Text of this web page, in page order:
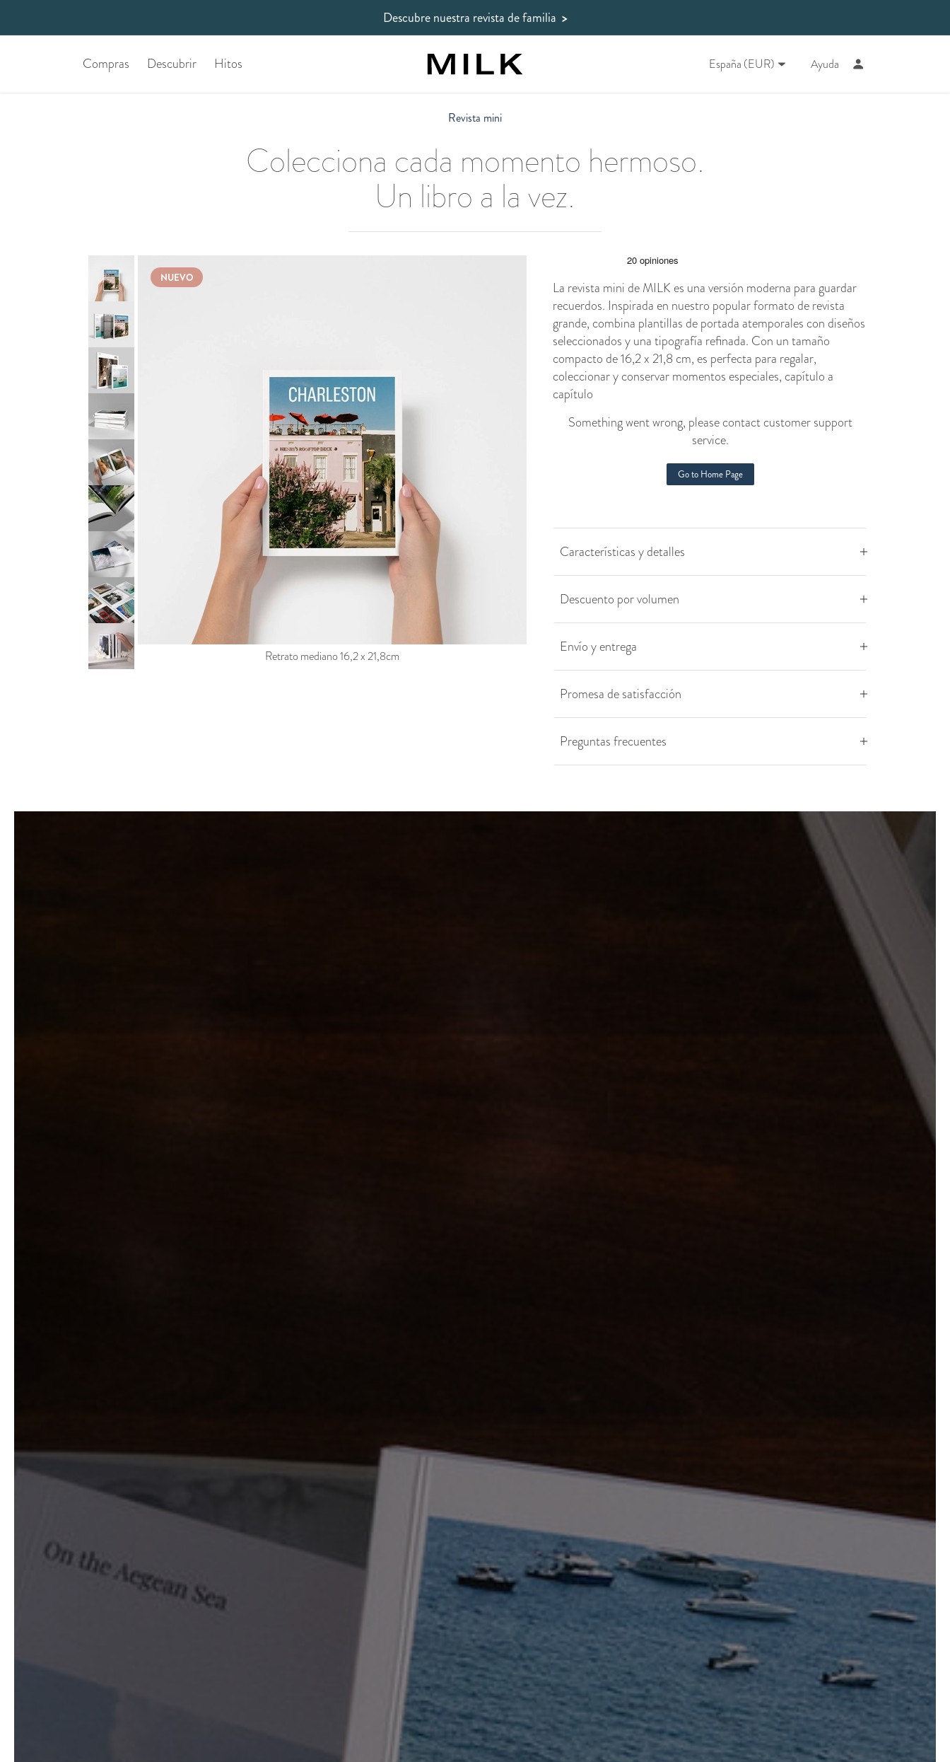
Descubre nuestra revista de familia >
Compras Descubrir Hitos España (EUR) Ayuda
Revista mini
Colecciona cada momento hermoso.
Un libro a la vez.
NUEVO
Retrato mediano 16,2 x 21,8cm
La revista mini de MILK es una versión moderna para guardar
recuerdos. Inspirada en nuestro popular formato de revista
grande, combina plantillas de portada atemporales con diseños
seleccionados y una tipografía refinada. Con un tamaño
compacto de 16,2 x 21,8 cm, es perfecta para regalar,
coleccionar y conservar momentos especiales, capítulo a
capítulo
Something went wrong, please contact customer support
service.
Go to Home Page
Características y detalles
Descuento por volumen
Envío y entrega
Promesa de satisfacción
Preguntas frecuentes